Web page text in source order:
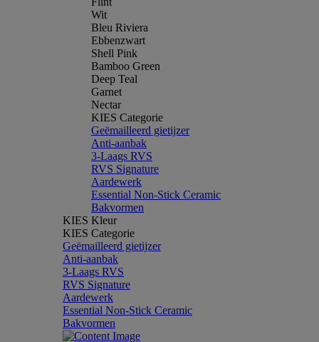
Wit
Bleu Riviera
Ebbenzwart
Shell Pink
Bamboo Green
Deep Teal
Garnet
Nectar
KIES Categorie
Geëmailleerd gietijzer
Anti-aanbak
3-Laags RVS
RVS Signature
Aardewerk
Essential Non-Stick Ceramic
Bakvormen
KIES Kleur
KIES Categorie
Geëmailleerd gietijzer
Anti-aanbak
3-Laags RVS
RVS Signature
Aardewerk
Essential Non-Stick Ceramic
Bakvormen